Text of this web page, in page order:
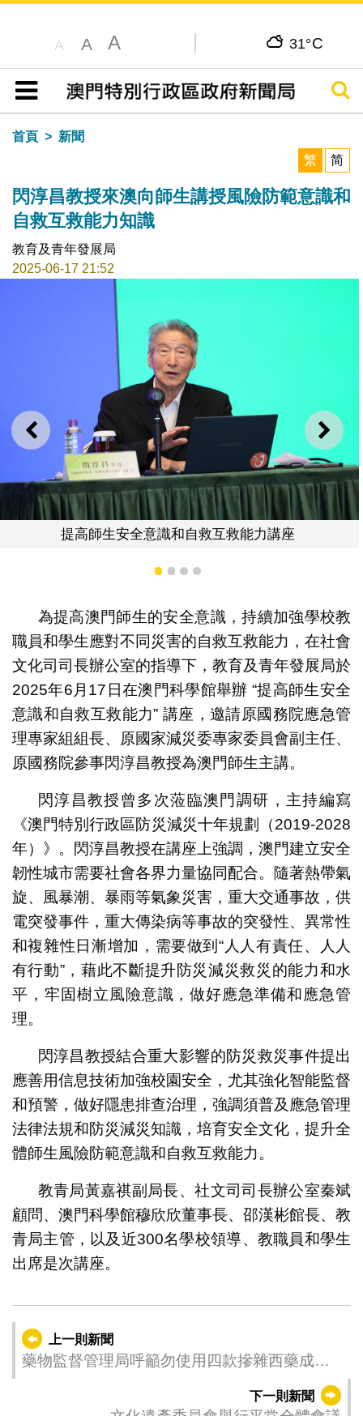
A A A 31°C
目錄
搜尋
首頁
新聞
繁
简
閃淳昌教授來澳向師生講授風險防範意識和
自救互救能力知識
教育及青年發展局
2025-06-17 21:52
上一則 下一
和自救互救能力講座 提高師生安全
1 2 3 4
為提高澳門師生的安全意識，持續加強學校教
職員和學生應對不同災害的自救互救能力，在社會
文化司司長辦公室的指導下，教育及青年發展局於
2025年6月17日在澳門科學館舉辦 “提高師生安全
意識和自救互救能力” 講座，邀請原國務院應急管
理專家組組長、原國家減災委專家委員會副主任、
原國務院參事閃淳昌教授為澳門師生主講。
閃淳昌教授曾多次蒞臨澳門調研，主持編寫
《澳門特別行政區防災減災十年規劃（2019-2028
年）》。閃淳昌教授在講座上強調，澳門建立安全
韌性城市需要社會各界力量協同配合。隨著熱帶氣
旋、風暴潮、暴雨等氣象災害，重大交通事故，供
電突發事件，重大傳染病等事故的突發性、異常性
和複雜性日漸增加，需要做到“人人有責任、人人
有行動”，藉此不斷提升防災減災救災的能力和水
平，牢固樹立風險意識，做好應急準備和應急管
理。
閃淳昌教授結合重大影響的防災救災事件提出
應善用信息技術加強校園安全，尤其強化智能監督
和預警，做好隱患排查治理，強調須普及應急管理
法律法規和防災減災知識，培育安全文化，提升全
體師生風險防範意識和自救互救能力。
教青局黃嘉祺副局長、社文司司長辦公室秦斌
顧問、澳門科學館穆欣欣董事長、邵漢彬館長、教
青局主管，以及近300名學校領導、教職員和學生
出席是次講座。
上一則新聞
藥物監督管理局呼籲勿使用四款摻雜西藥成分
下一則新聞